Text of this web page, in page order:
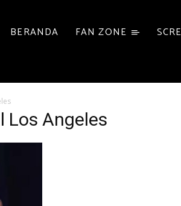
BERANDA FAN ZONE
Los Angeles